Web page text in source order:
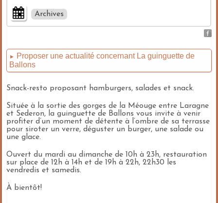
Archives
►
Proposer une actualité concernant La guinguette de
Ballons
Snack-resto proposant hamburgers, salades et snack.
Située à la sortie des gorges de la Méouge entre Laragne
et Sederon, la guinguette de Ballons vous invite à venir
profiter d’un moment de détente à l’ombre de sa terrasse
pour siroter un verre, déguster un burger, une salade ou
une glace.
Ouvert du mardi au dimanche de 10h à 23h, restauration
sur place de 12h à 14h et de 19h à 22h, 22h30 les
vendredis et samedis.
À bientôt!